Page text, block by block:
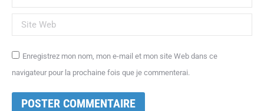
Site Web
Enregistrez mon nom, mon e-mail et mon site Web dans ce
navigateur pour la prochaine fois que je commenterai.
POSTER COMMENTAIRE